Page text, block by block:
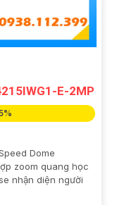
E-2MP
Dome
zoom quang học
nhận diện người